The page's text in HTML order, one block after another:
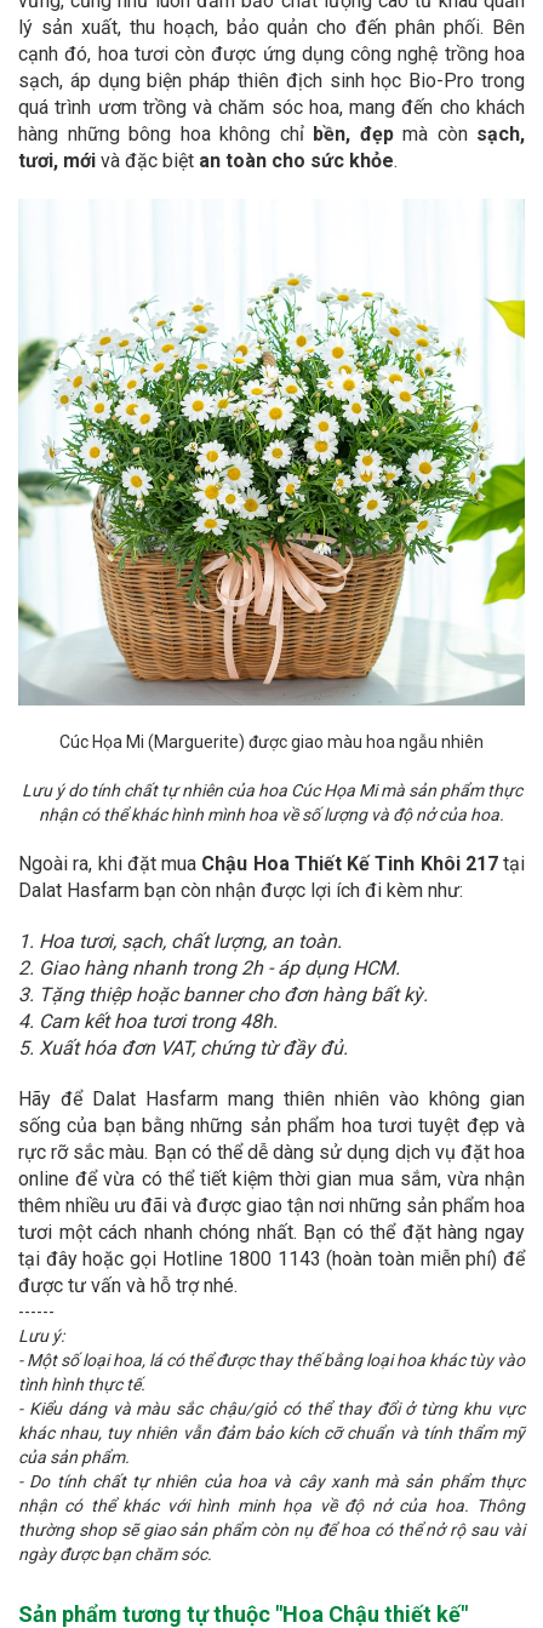
lý sản xuất, thu hoạch, bảo quản cho đến phân phối. Bên
cạnh đó, hoa tươi còn được ứng dụng công nghệ trồng hoa
sạch, áp dụng biện pháp thiên địch sinh học Bio-Pro trong
quá trình ươm trồng và chăm sóc hoa, mang đến cho khách
hàng những bông hoa không chỉ bền, đẹpmà còn sạch,
tươi, mới và đặc biệt an toàn cho sức khỏe.
Cúc Họa Mi (Marguerite) được giao màu hoa ngẫu nhiên
Lưu ý do tính chất tự nhiên của hoa Cúc Họa Mi mà sản phẩm thực
nhận có thể khác hình mình hoa về số lượng và độ nở của hoa.
Ngoài ra, khi đặt mua Chậu Hoa Thiết Kế Tinh Khôi 217 tại
Dalat Hasfarm bạn còn nhận được lợi ích đi kèm như:
1. Hoa tươi, sạch, chất lượng, an toàn.
2. Giao hàng nhanh trong 2h - áp dụng HCM.
3. Tặng thiệp hoặc banner cho đơn hàng bất kỳ.
4. Cam kết hoa tươi trong 48h.
5. Xuất hóa đơn VAT, chứng từ đầy đủ.
Hãy để Dalat Hasfarm mang thiên nhiên vào không gian
sống của bạn bằng những sản phẩm hoa tươi tuyệt đẹp và
rực rỡ sắc màu. Bạn có thể dễ dàng sử dụng dịch vụ đặt hoa
online để vừa có thể tiết kiệm thời gian mua sắm, vừa nhận
thêm nhiều ưu đãi và được giao tận nơi những sản phẩm hoa
tươi một cách nhanh chóng nhất. Bạn có thể đặt hàng ngay
tại đây hoặc gọi Hotline 1800 1143 (hoàn toàn miễn phí) để
được tư vấn và hỗ trợ nhé.
------
Lưu ý:
- Một số loại hoa, lá có thể được thay thế bằng loại hoa khác tùy vào
tình hình thực tế.
- Kiểu dáng và màu sắc chậu/giỏ có thể thay đổi ở từng khu vực
khác nhau, tuy nhiên vẫn đảm bảo kích cỡ chuẩn và tính thẩm mỹ
của sản phẩm.
- Do tính chất tự nhiên của hoa và cây xanh mà sản phẩm thực
nhận có thể khác với hình minh họa về độ nở của hoa. Thông
thường shop sẽ giao sản phẩm còn nụ để hoa có thể nở rộ sau vài
ngày được bạn chăm sóc.
Sản phẩm tương tự thuộc "Hoa Chậu thiết kế"